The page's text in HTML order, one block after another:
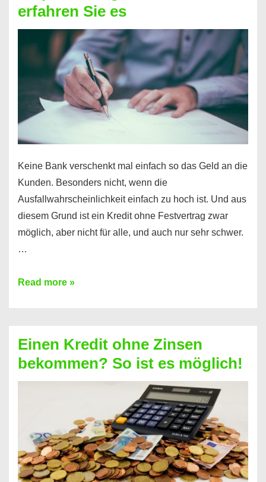
nicht
nur
für
Handy
möglich!
erfahren Sie es
Keine Bank verschenkt mal einfach so das Geld an die
Kunden. Besonders nicht, wenn die
Ausfallwahrscheinlichkeit einfach zu hoch ist. Und aus
diesem Grund ist ein Kredit ohne Festvertrag zwar
möglich, aber nicht für alle, und auch nur sehr schwer.
…
Ist
Festvertrag
für
jeden
erfahren
Sie
es
Read more »
Einen Kredit ohne Zinsen
bekommen? So ist es möglich!